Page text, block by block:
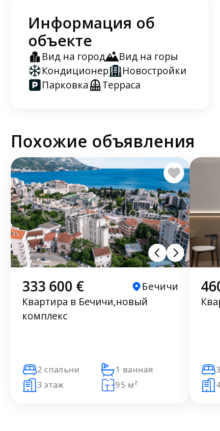
Информация об
объекте
Вид на город
Вид на горы
Кондиционер
Новостройки
Парковка
Терраса
Похожие объявления
333 600 €
Бечичи
Квартира в Бечичи,новый
комплекс
2 спальни
1 ванная
3 этаж
95 м²